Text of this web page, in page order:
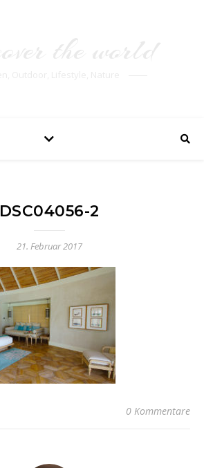
DSC04056-2
21. Februar 2017
0 Kommentare